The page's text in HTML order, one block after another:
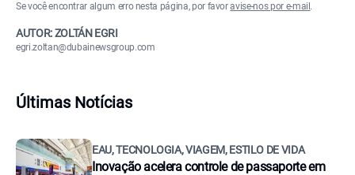
Se você encontrar algum erro nesta página, por favoravise-nos por e-mail .
AUTOR: ZOLTÁN EGRI
egri.zoltan@dubainewsgroup.com
Últimas Notícias
EAU, TECNOLOGIA, VIAGEM, ESTILO DE VIDA
Inovação acelera controle de passaporte em